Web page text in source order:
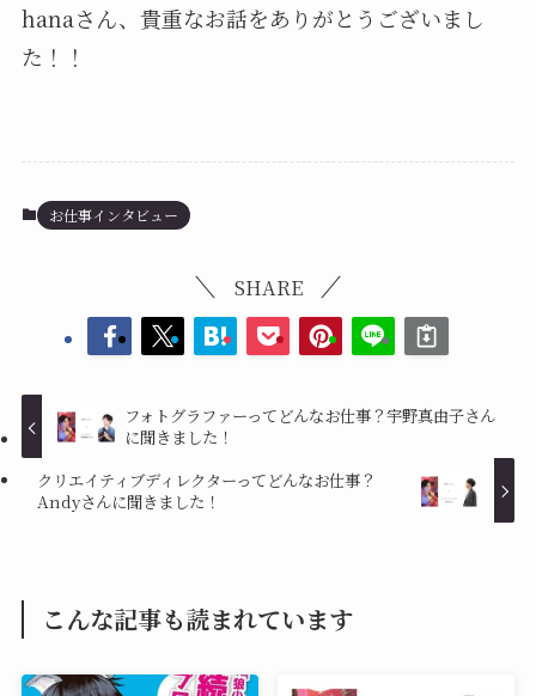
hanaさん、貴重なお話をありがとうございまし
た！！
お仕事インタビュー
SHARE
フォトグラファーってどんなお仕事？宇野真由子さん
に聞きました！
クリエイティブディレクターってどんなお仕事？
Andyさんに聞きました！
こんな記事も読まれています